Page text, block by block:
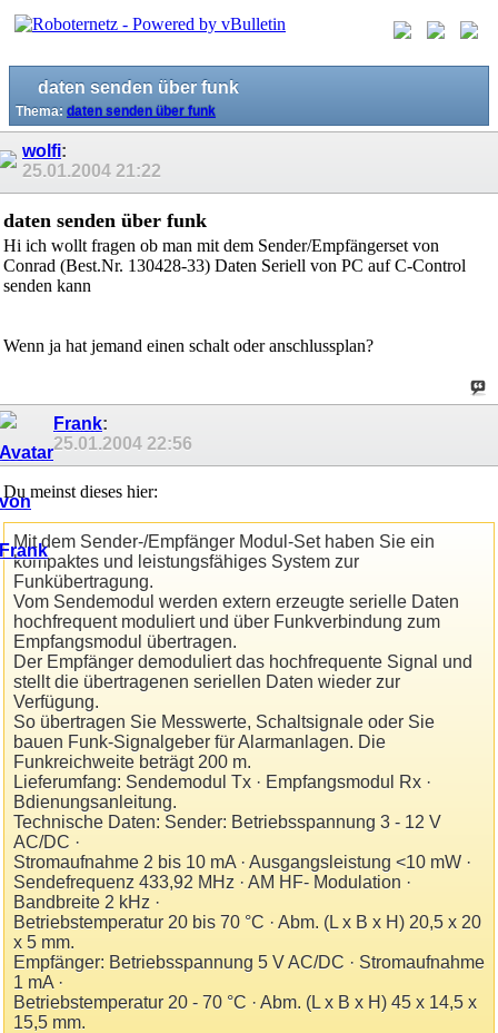
daten senden über funk
Thema: daten senden über funk
wolfi:
25.01.2004 21:22
daten senden über funk
Hi ich wollt fragen ob man mit dem Sender/Empfängerset von
Conrad (Best.Nr. 130428-33) Daten Seriell von PC auf C-Control
senden kann
Wenn ja hat jemand einen schalt oder anschlussplan?
Frank:
25.01.2004 22:56
Du meinst dieses hier:
Mit dem Sender-/Empfänger Modul-Set haben Sie ein
kompaktes und leistungsfähiges System zur
Funkübertragung.
Vom Sendemodul werden extern erzeugte serielle Daten
hochfrequent moduliert und über Funkverbindung zum
Empfangsmodul übertragen.
Der Empfänger demoduliert das hochfrequente Signal und
stellt die übertragenen seriellen Daten wieder zur
Verfügung.
So übertragen Sie Messwerte, Schaltsignale oder Sie
bauen Funk-Signalgeber für Alarmanlagen. Die
Funkreichweite beträgt 200 m.
Lieferumfang: Sendemodul Tx · Empfangsmodul Rx ·
Bdienungsanleitung.
Technische Daten: Sender: Betriebsspannung 3 - 12 V
AC/DC ·
Stromaufnahme 2 bis 10 mA · Ausgangsleistung <10 mW ·
Sendefrequenz 433,92 MHz · AM HF- Modulation ·
Bandbreite 2 kHz ·
Betriebstemperatur 20 bis 70 °C · Abm. (L x B x H) 20,5 x 20
x 5 mm.
Empfänger: Betriebsspannung 5 V AC/DC · Stromaufnahme
1 mA ·
Betriebstemperatur 20 - 70 °C · Abm. (L x B x H) 45 x 14,5 x
15,5 mm.